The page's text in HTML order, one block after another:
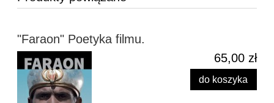
"Faraon" Poetyka filmu.
65,00 zł
do koszyka